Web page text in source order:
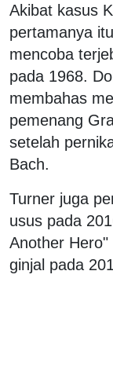
Akibat kasus
pertamanya
mencoba
pada 1968.
membahas
pemenang
setelah
Bach.
Turner juga
usus pada
Another Hero"
ginjal pada